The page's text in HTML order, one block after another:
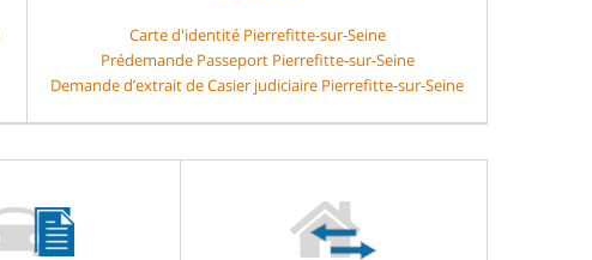
Carte d'identité Pierrefitte-sur-Seine
Prédemande Passeport Pierrefitte-sur-Seine
Demande d’extrait de Casier judiciaire Pierrefitte-sur-Seine